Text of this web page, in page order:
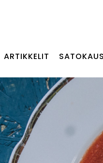
ARTIKKELIT